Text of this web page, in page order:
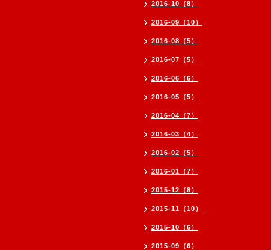
2016-10（8）
2016-09（10）
2016-08（5）
2016-07（5）
2016-06（6）
2016-05（5）
2016-04（7）
2016-03（4）
2016-02（5）
2016-01（7）
2015-12（8）
2015-11（10）
2015-10（6）
2015-09（6）